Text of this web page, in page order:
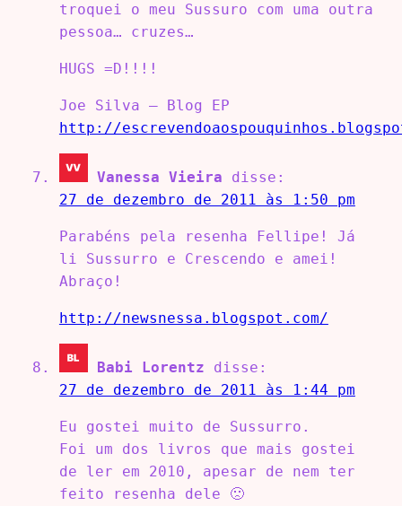
troquei o meu Sussuro com uma outra
pessoa… cruzes…
HUGS =D!!!!
Joe Silva – Blog EP
http://
Vanessa Vieira
disse:
27 de dezembro de 2011 às 1:50 pm
Parabéns pela resenha Fellipe! Já
li Sussurro e Crescendo e amei!
Abraço!
http://newsnessa.blogspot.com/
Babi Lorentz
disse:
27 de dezembro de 2011 às 1:44 pm
Eu gostei muito de Sussurro.
Foi um dos livros que mais gostei
de ler em 2010, apesar de nem ter
feito resenha dele 🙁